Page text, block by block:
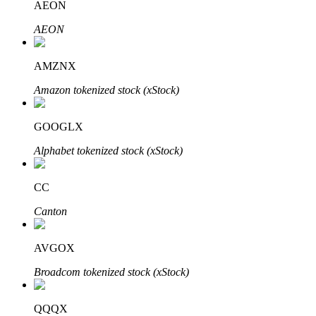
Bloqueos BTR
Inversiones exclusivas para titulares de BTR
Préstamos
AEON
AEON
AMZNX
Amazon tokenized stock (xStock)
GOOGLX
Alphabet tokenized stock (xStock)
CC
Canton
AVGOX
Broadcom tokenized stock (xStock)
QQQX